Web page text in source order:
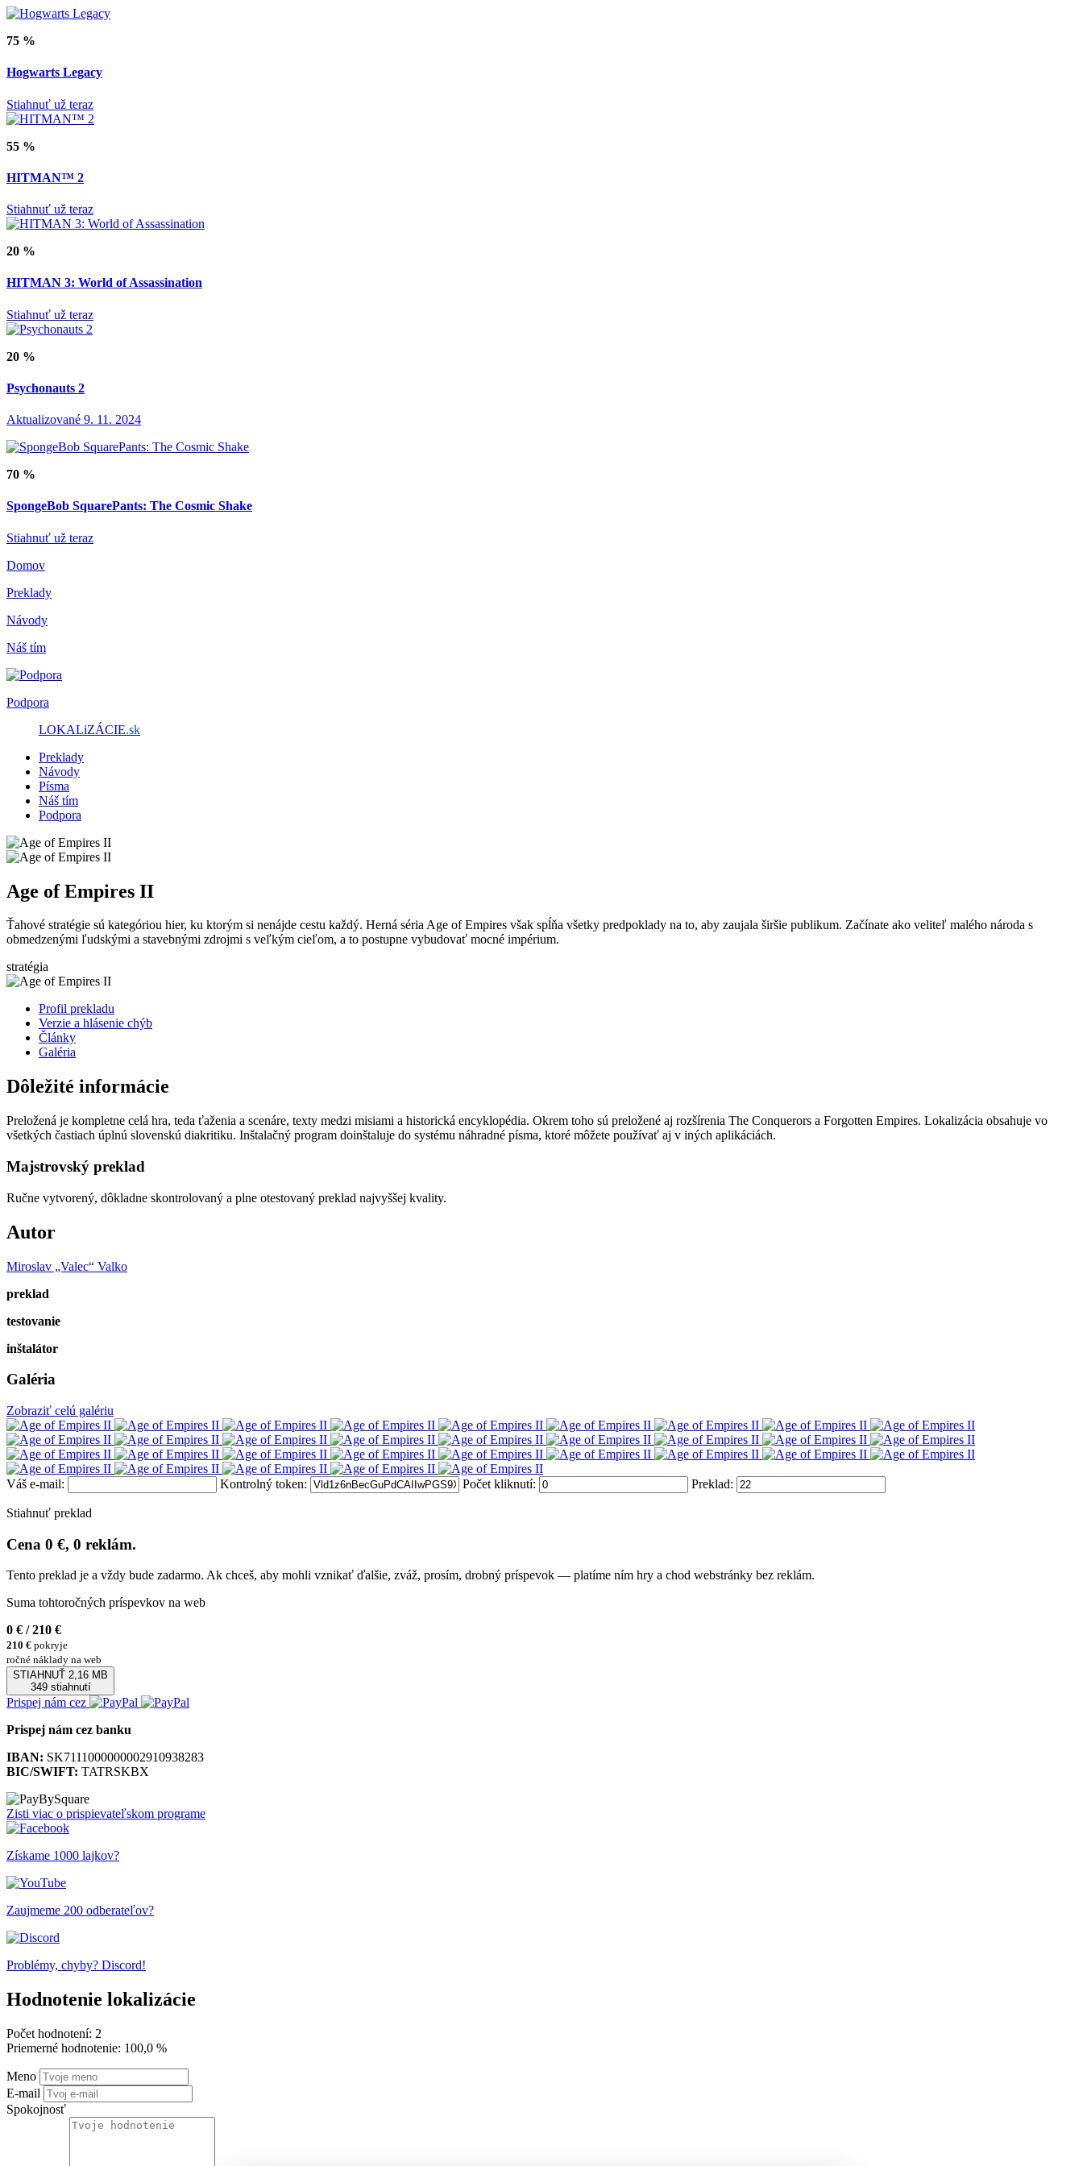
75 %
Hogwarts Legacy
Stiahnuť už teraz
55 %
HITMAN™ 2
Stiahnuť už teraz
20 %
HITMAN 3: World of Assassination
Stiahnuť už teraz
20 %
Psychonauts 2
Aktualizované 9. 11. 2024
70 %
SpongeBob SquarePants: The Cosmic Shake
Stiahnuť už teraz
Domov
Preklady
Návody
Náš tím
Podpora
LOKALiZÁCIE.sk
Preklady
Návody
Písma
Náš tím
Podpora
Age of Empires II
Ťahové stratégie sú kategóriou hier, ku ktorým si nenájde cestu každý. Herná séria Age of Empires však spĺňa všetky predpoklady na to, aby zaujala širšie publikum. Začínate ako veliteľ malého národa s
obmedzenými ľudskými a stavebnými zdrojmi s veľkým cieľom, a to postupne vybudovať mocné impérium.
stratégia
Profil prekladu
Verzie a hlásenie chýb
Články
Galéria
Dôležité informácie
Preložená je kompletne celá hra, teda ťaženia a scenáre, texty medzi misiami a historická encyklopédia. Okrem toho sú preložené aj rozšírenia The Conquerors a Forgotten Empires. Lokalizácia obsahuje vo
všetkých častiach úplnú slovenskú diakritiku. Inštalačný program doinštaluje do systému náhradné písma, ktoré môžete používať aj v iných aplikáciách.
Majstrovský preklad
Ručne vytvorený, dôkladne skontrolovaný a plne otestovaný preklad najvyššej kvality.
Autor
Miroslav „Valec“ Valko
preklad
testovanie
inštalátor
Galéria
Zobraziť celú galériu
Váš e-mail: Kontrolný token: Počet kliknutí: Preklad:
Stiahnuť preklad
Cena 0 €, 0 reklám.
Tento preklad je a vždy bude zadarmo. Ak chceš, aby mohli vznikať ďalšie, zváž, prosím, drobný príspevok — platíme ním hry a chod webstránky bez reklám.
Suma tohtoročných príspevkov na web
0 € / 210 €
210 € pokryje
ročné náklady na web
STIAHNUŤ 2,16 MB
349 stiahnutí
Prispej nám cez
Prispej nám cez banku
IBAN: SK7111000000002910938283
BIC/SWIFT: TATRSKBX
Zisti viac o prispievateľskom programe
Získame 1000 lajkov?
Zaujmeme 200 odberateľov?
Problémy, chyby? Discord!
Hodnotenie lokalizácie
Počet hodnotení: 2
Priemerné hodnotenie: 100,0 %
Meno
E-mail
Spokojnosť